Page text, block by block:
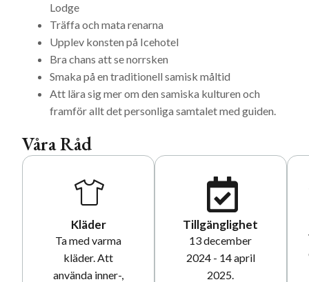
Lodge
Träffa och mata renarna
Upplev konsten på Icehotel
Bra chans att se norrsken
Smaka på en traditionell samisk måltid
Att lära sig mer om den samiska kulturen och
framför allt det personliga samtalet med guiden.
Våra Råd
Kläder
Ta med varma
kläder. Att
använda inner-,
Tillgänglighet
13 december
2024 - 14 april
2025.